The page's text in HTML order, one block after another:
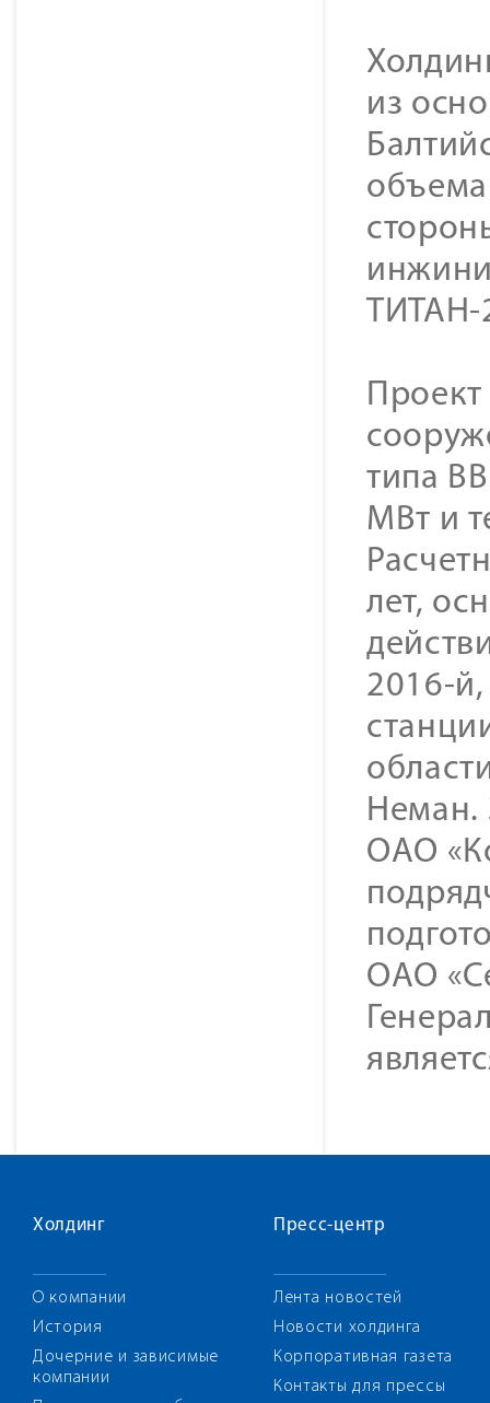
из
объема
ТИТАН-
типа
МВт и
лет,
2016-
Неман.
ОАО
ОАО
Холдинг
О компании
История
Дочерние и зависимые
компании
Пресс-центр
Лента новостей
Новости холдинга
Корпоративная газета
Контакты для прессы